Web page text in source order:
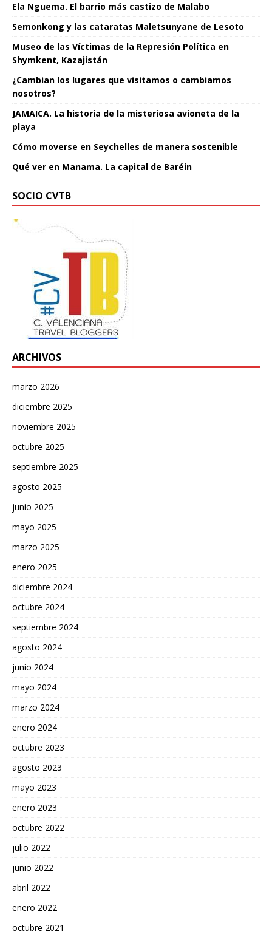
Ela Nguema. El barrio más castizo de Malabo
Semonkong y las cataratas Maletsunyane de Lesoto
Museo de las Víctimas de la Represión Política en
Shymkent, Kazajistán
¿Cambian los lugares que visitamos o cambiamos
nosotros?
JAMAICA. La historia de la misteriosa avioneta de la
playa
Cómo moverse en Seychelles de manera sostenible
Qué ver en Manama. La capital de Baréin
SOCIO CVTB
ARCHIVOS
marzo 2026
diciembre 2025
noviembre 2025
octubre 2025
septiembre 2025
agosto 2025
junio 2025
mayo 2025
marzo 2025
enero 2025
diciembre 2024
octubre 2024
septiembre 2024
agosto 2024
junio 2024
mayo 2024
marzo 2024
enero 2024
octubre 2023
agosto 2023
mayo 2023
enero 2023
octubre 2022
julio 2022
junio 2022
abril 2022
enero 2022
octubre 2021